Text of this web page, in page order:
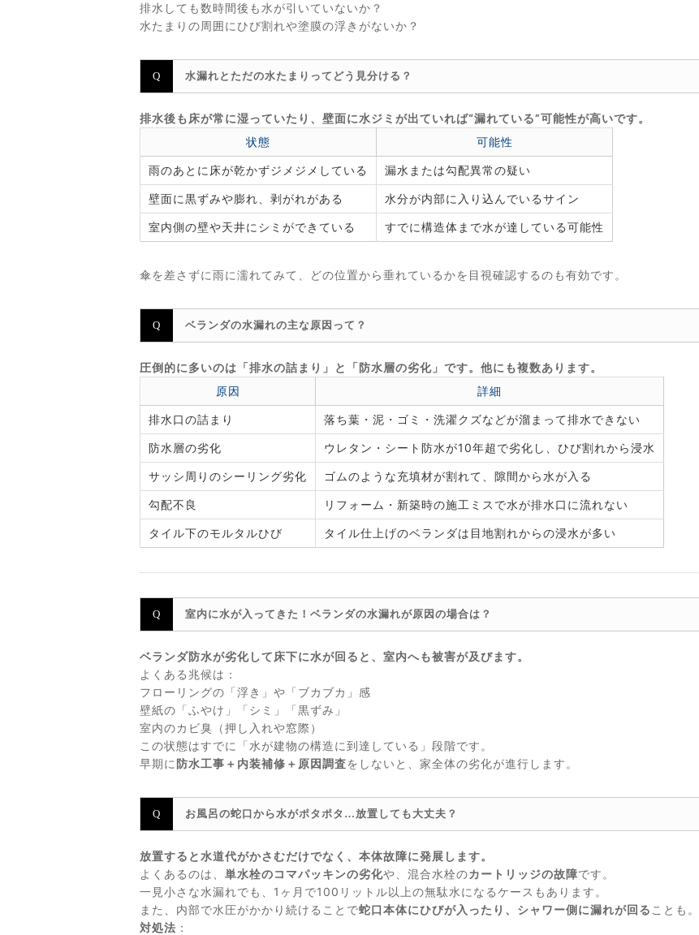
排水しても数時間後も水が引いていないか？
水たまりの周囲にひび割れや塗膜の浮きがないか？
水漏れとただの水たまりってどう見分ける？
排水後も床が常に湿っていたり、壁面に水ジミが出ていれば“漏れている”可能性が高いです。
状態
可能性
雨のあとに床が乾かずジメジメしている 漏水または勾配異常の疑い
壁面に黒ずみや膨れ、剥がれがある 水分が内部に入り込んでいるサイン
室内側の壁や天井にシミができている すでに構造体まで水が達している可能性
傘を差さずに雨に濡れてみて、どの位置から垂れているかを目視確認するのも有効です。
ベランダの水漏れの主な原因って？
圧倒的に多いのは「排水の詰まり」と「防水層の劣化」です。他にも複数あります。
原因
詳細
排水口の詰まり 落ち葉・泥・ゴミ・洗濯クズなどが溜まって排水できない
防水層の劣化 ウレタン・シート防水が10年超で劣化し、ひび割れから浸水
サッシ周りのシーリング劣化 ゴムのような充填材が割れて、隙間から水が入る
勾配不良 リフォーム・新築時の施工ミスで水が排水口に流れない
タイル下のモルタルひび タイル仕上げのベランダは目地割れからの浸水が多い
室内に水が入ってきた！ベランダの水漏れが原因の場合は？
ベランダ防水が劣化して床下に水が回ると、室内へも被害が及びます。
よくある兆候は：
フローリングの「浮き」や「ブカブカ」感
壁紙の「ふやけ」「シミ」「黒ずみ」
室内のカビ臭（押し入れや窓際）
この状態はすでに「水が建物の構造に到達している」段階です。
早期に 防水工事＋内装補修＋原因調査をしないと、家全体の劣化が進行します。
お風呂の蛇口から水がポタポタ…放置しても大丈夫？
放置すると水道代がかさむだけでなく、本体故障に発展します。
よくあるのは、 単水栓のコマパッキンの劣化や、混合水栓のカートリッジの故障です。
一見小さな水漏れでも、1ヶ月で100リットル以上の無駄水になるケースもあります。
また、内部で水圧がかかり続けることで蛇口本体にひびが入ったり、シャワー側に漏れが回る ことも。
対処法 ：